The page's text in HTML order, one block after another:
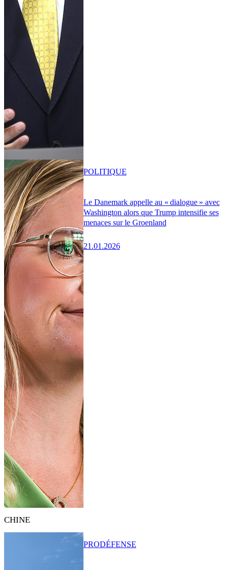
Le Danemark appelle au « dialogue » avec
Washington alors que Trump intensifie ses
menaces sur le Groenland
21.01.2026
POLITIQUE
CHINE
PRODÉFENSE